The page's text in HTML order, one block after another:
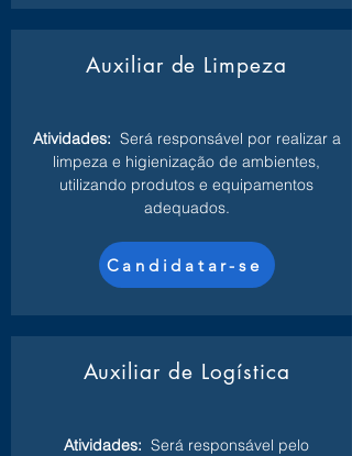
Auxiliar de Limpeza
Atividades: Será responsável por realizar a
limpeza e higienização de ambientes,
utilizando produtos e equipamentos
adequados.
Candidatar-se
Auxiliar de Logística
Atividades: Será responsável pelo